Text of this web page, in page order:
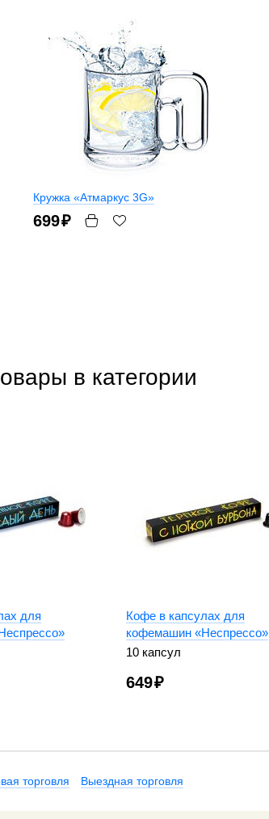
Кружка «Атмаркус 3G»
699₽
в категории
для
Кофе в капсулах для
кофемашин «Неспрессо»
10 капсул
649₽
торговля Выездная торговля